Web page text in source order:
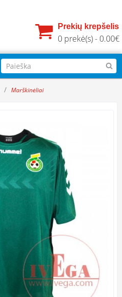
Prekių krepšelis
0 prekė(s) - 0.00€
Marškinėliai